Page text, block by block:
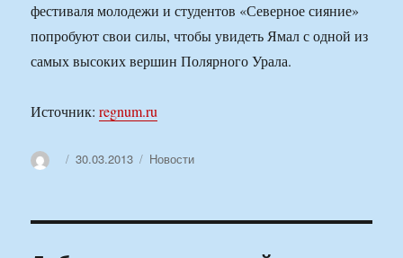
фестиваля молодежи и студентов «Северное сияние»
попробуют свои силы, чтобы увидеть Ямал с одной из
самых высоких вершин Полярного Урала.
Источник:regnum.ru
АвторОпубликовано
30.03.2013 Рубрики
Новости